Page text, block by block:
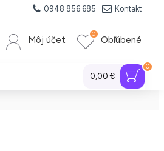
0948 856 685 Kontakt
Môj účet Obľúbené
0
0,00 €
0